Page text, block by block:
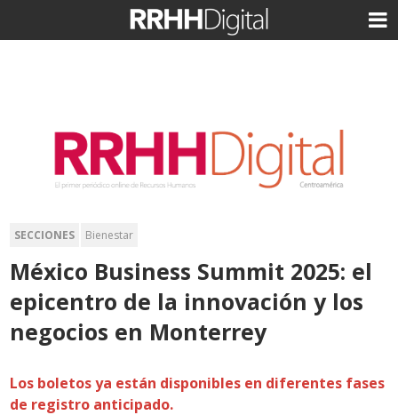
SECCIONES Bienestar
México Business Summit 2025: el
epicentro de la innovación y los
negocios en Monterrey
Los boletos ya están disponibles en diferentes fases
de registro anticipado.